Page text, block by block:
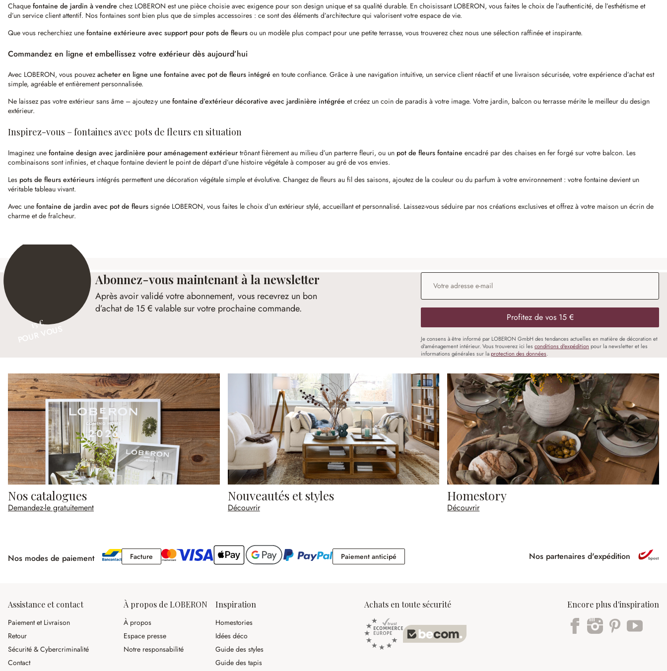
Chaque fontaine de jardin à vendre chez LOBERON est une pièce choisie avec exigence pour son design unique et sa qualité durable. En choisissant LOBERON, vous faites le choix de l’authenticité, de l’esthétisme et
d’un service client attentif. Nos fontaines sont bien plus que de simples accessoires : ce sont des éléments d’architecture qui valorisent votre espace de vie.
Que vous recherchiez une fontaine extérieure avec support pour pots de fleurs ou un modèle plus compact pour une petite terrasse, vous trouverez chez nous une sélection raffinée et inspirante.
Commandez en ligne et embellissez votre extérieur dès aujourd’hui
Avec LOBERON, vous pouvez acheter en ligne une fontaine avec pot de fleurs intégré en toute confiance. Grâce à une navigation intuitive, un service client réactif et une livraison sécurisée, votre expérience d’achat est
simple, agréable et entièrement personnalisée.
Ne laissez pas votre extérieur sans âme – ajoutez-y une fontaine d’extérieur décorative avec jardinière intégrée et créez un coin de paradis à votre image. Votre jardin, balcon ou terrasse mérite le meilleur du design
extérieur.
Inspirez-vous – fontaines avec pots de fleurs en situation
Imaginez une fontaine design avec jardinière pour aménagement extérieur trônant fièrement au milieu d’un parterre fleuri, ou un pot de fleurs fontaine encadré par des chaises en fer forgé sur votre balcon. Les
combinaisons sont infinies, et chaque fontaine devient le point de départ d’une histoire végétale à composer au gré de vos envies.
Les pots de fleurs extérieurs intégrés permettent une décoration végétale simple et évolutive. Changez de fleurs au fil des saisons, ajoutez de la couleur ou du parfum à votre environnement : votre fontaine devient un
véritable tableau vivant.
Avec une fontaine de jardin avec pot de fleurs signée LOBERON, vous faites le choix d’un extérieur stylé, accueillant et personnalisé. Laissez-vous séduire par nos créations exclusives et offrez à votre maison un écrin de
charme et de fraîcheur.
15 €
Abonnez-vous maintenant à la newsletter
Après avoir validé votre abonnement, vous recevrez un bon
d’achat de 15 € valable sur votre prochaine commande.
Adresse e-mail*
Profitez de vos 15 €
Je consens à être informé par LOBERON GmbH des tendances actuelles en matière de décoration et
d'aménagement intérieur. Vous trouverez ici les conditions d'expédition pour la newsletter et les
informations générales sur laprotection des données.
Nos catalogues
Demandez-le gratuitement
Nouveautés et styles
Découvrir
Homestory
Découvrir
Nos modes de paiement FactureFacture Paiement anticipéPaiement anticipé Nos partenaires d'expédition
Assistance et contact
Paiement et Livraison
Retour
Sécurité & Cybercriminalité
Contact
À propos de LOBERON
À propos
Espace presse
Notre responsabilité
Inspiration
Homestories
Idées déco
Guide des styles
Guide des tapis
Achats en toute sécurité Encore plus d'inspiration